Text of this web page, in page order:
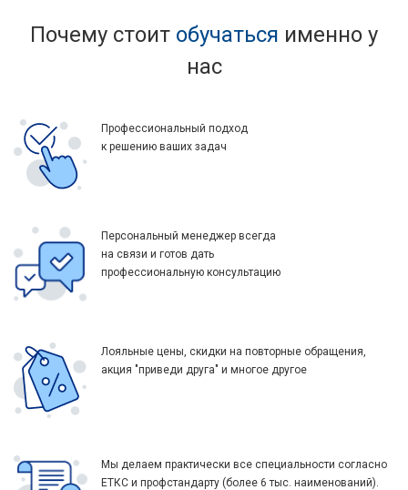
Почему стоит обучаться именно у
нас
Профессиональный подход
к решению ваших задач
Персональный менеджер всегда
на связи и готов дать
профессиональную консультацию
Лояльные цены, скидки на повторные обращения,
акция "приведи друга" и многое другое
Мы делаем практически все специальности согласно
ЕТКС и профстандарту (более 6 тыс. наименований).